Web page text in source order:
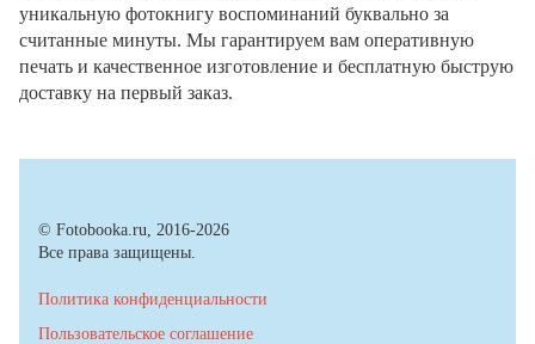
уникальную фотокнигу воспоминаний буквально за
считанные минуты. Мы гарантируем вам оперативную
печать и качественное изготовление и бесплатную быструю
доставку на первый заказ.
© Fotobooka.ru, 2016-2026
Все права защищены.
Политика конфиденциальности
Пользовательское соглашение